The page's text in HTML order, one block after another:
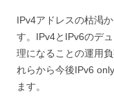
IPv4アドレスの枯渇
す。IPv4とIPv6のデ
理になることの運用
れらから今後IPv6
ます。